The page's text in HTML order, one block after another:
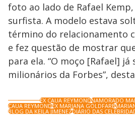
foto ao lado de Rafael
surfista. A modelo estava
término do relacionamento
e fez questão de mostrar
para ela. “O moço [Rafael]
milionários da Forbes”,
EX CAUA REYMONDNAMORADO
CAUA REYMONDEX MARIANA GOLDFARB
BLOG DA KEILA JIMENEZDIÁRIO DAS